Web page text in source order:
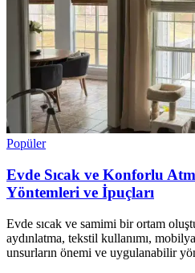
Popüler
Evde Sıcak ve Konforlu
Yöntemleri ve İpuçları
Evde sıcak ve samimi bir ortam
aydınlatma, tekstil kullanımı,
unsurların önemi ve uygulanabilir